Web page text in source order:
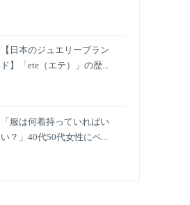
【日本のジュエリーブラン
ド】「ete（エテ）」の歴...
「服は何着持っていればい
い？」40代50代女性にベ...